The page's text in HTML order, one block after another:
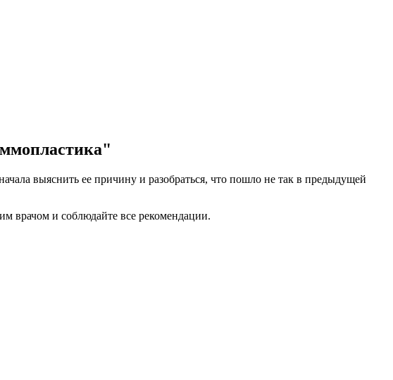
выяснить ее причину и разобраться, что пошло не так в предыдущей
врачом и соблюдайте все рекомендации.